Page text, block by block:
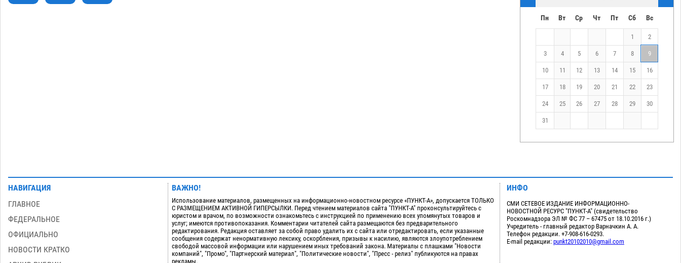
Пн Вт Ср Чт Пт Сб Вс
1 2
3 4 5 6 7 8 9
10 11 12 13 14 15 16
17 18 19 20 21 22 23
24 25 26 27 28 29 30
31
НАВИГАЦИЯ
ГЛАВНОЕ
ФЕДЕРАЛЬНОЕ
ОФИЦИАЛЬНО
НОВОСТИ КРАТКО
ВАЖНО!
Использование материалов, размещенных на информационно-новостном ресурсе «ПУНКТ-А», допускается ТОЛЬКО
С РАЗМЕЩЕНИЕМ АКТИВНОЙ ГИПЕРСЫЛКИ. Перед чтением материалов сайта "ПУНКТ-А" проконсультируйтесь с
юристом и врачом, по возможности ознакомьтесь с инструкцией по применению всех упомянутых товаров и
услуг; имеются противопоказания. Комментарии читателей сайта размещаются без предварительного
редактирования. Редакция оставляет за собой право удалить их с сайта или отредактировать, если указанные
сообщения содержат ненормативную лексику, оскорбления, призывы к насилию, являются злоупотреблением
свободой массовой информации или нарушением иных требований закона. Материалы с плашками "Новости
компаний", "Промо", "Партнерский материал", "Политические новости", "Пресс - релиз" публикуются на правах
рекламы.
ИНФО
СМИ СЕТЕВОЕ ИЗДАНИЕ ИНФОРМАЦИОННО-
НОВОСТНОЙ РЕСУРС "ПУНКТ-А" (свидетельство
Роскомнадзора ЭЛ № ФС 77 – 67475 от 18.10.2016 г.)
Учредитель - главный редактор Варначкин А. А.
Телефон редакции. +7-908-616-0293.
E-mail редакции: punkt20102010@gmail.com